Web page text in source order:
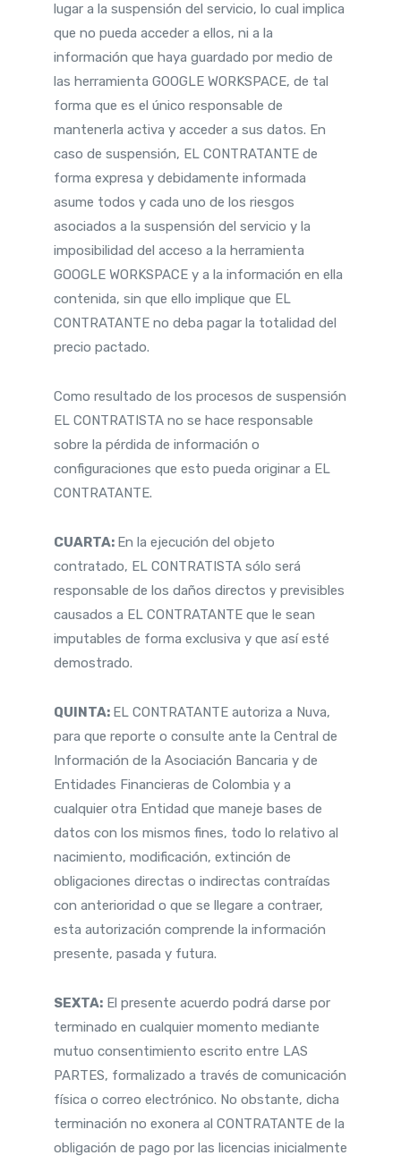
lugar a la suspensión del servicio, lo cual implica
que no pueda acceder a ellos, ni a la
información que haya guardado por medio de
las herramienta GOOGLE WORKSPACE, de tal
forma que es el único responsable de
mantenerla activa y acceder a sus datos. En
caso de suspensión, EL CONTRATANTE de
forma expresa y debidamente informada
asume todos y cada uno de los riesgos
asociados a la suspensión del servicio y la
imposibilidad del acceso a la herramienta
GOOGLE WORKSPACE y a la información en ella
contenida, sin que ello implique que EL
CONTRATANTE no deba pagar la totalidad del
precio pactado.
Como resultado de los procesos de suspensión
EL CONTRATISTA no se hace responsable
sobre la pérdida de información o
configuraciones que esto pueda originar a EL
CONTRATANTE.
CUARTA: En la ejecución del objeto
contratado, EL CONTRATISTA sólo será
responsable de los daños directos y previsibles
causados a EL CONTRATANTE que le sean
imputables de forma exclusiva y que así esté
demostrado.
QUINTA: EL CONTRATANTE autoriza a Nuva,
para que reporte o consulte ante la Central de
Información de la Asociación Bancaria y de
Entidades Financieras de Colombia y a
cualquier otra Entidad que maneje bases de
datos con los mismos fines, todo lo relativo al
nacimiento, modificación, extinción de
obligaciones directas o indirectas contraídas
con anterioridad o que se llegare a contraer,
esta autorización comprende la información
presente, pasada y futura.
SEXTA: El presente acuerdo podrá darse por
terminado en cualquier momento mediante
mutuo consentimiento escrito entre LAS
PARTES, formalizado a través de comunicación
física o correo electrónico. No obstante, dicha
terminación no exonera al CONTRATANTE de la
obligación de pago por las licencias inicialmente